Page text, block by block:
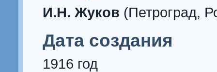
И.Н. Жуков (Петроград,
Дата создания
1916 год